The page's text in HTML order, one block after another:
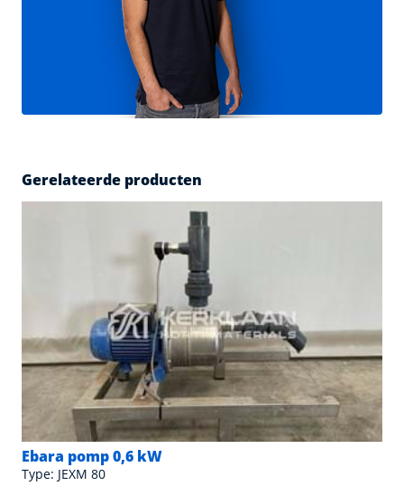
Gerelateerde producten
Ebara pomp 0,6 kW
Type: JEXM 80